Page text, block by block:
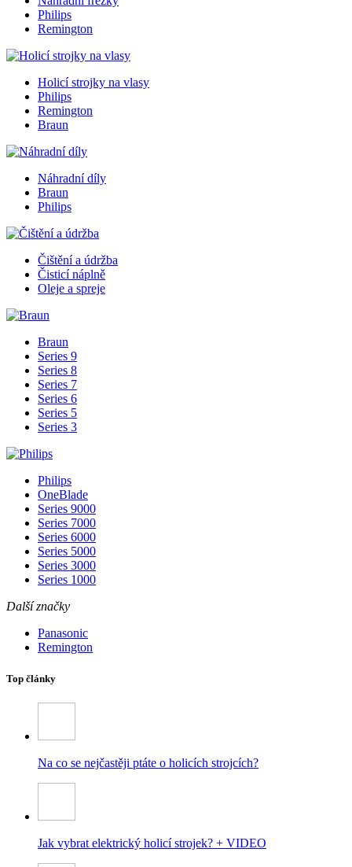
Philips
Remington
Holicí strojky na vlasy
Philips
Remington
Braun
Náhradní díly
Braun
Philips
Čištění a údržba
Čisticí náplně
Oleje a spreje
Braun
Series 9
Series 8
Series 7
Series 6
Series 5
Series 3
Philips
OneBlade
Series 9000
Series 7000
Series 6000
Series 5000
Series 3000
Series 1000
Další značky
Panasonic
Remington
Top články
Na co se nejčastěji ptáte o holicích strojcích?
Jak vybrat elektrický holicí strojek? + VIDEO